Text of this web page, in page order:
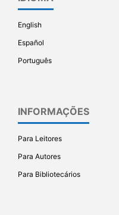
English
Español
Português
INFORMAÇÕES
Para Leitores
Para Autores
Para Bibliotecários